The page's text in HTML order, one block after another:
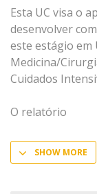
Esta UC visa o
desenvolver
este estágio em
Medicina/
Cuidados
O relatório
SHOW MORE